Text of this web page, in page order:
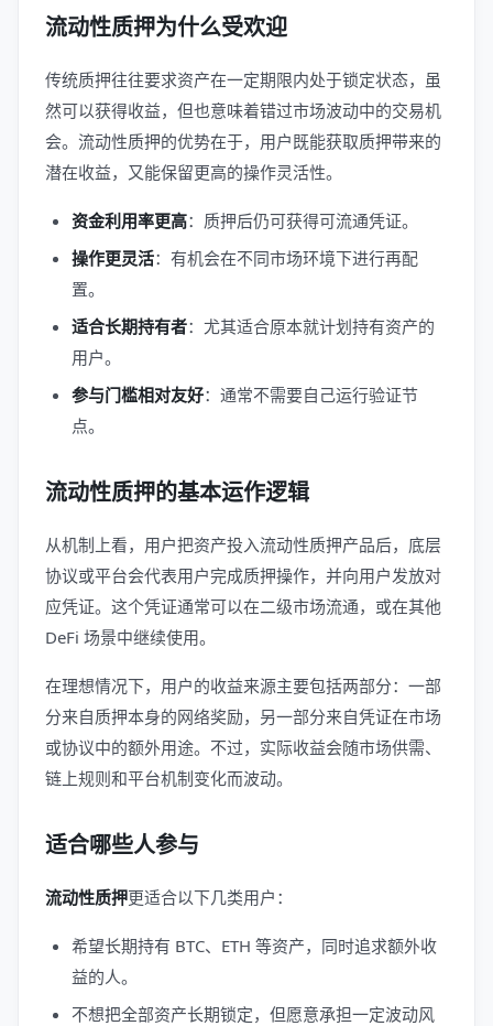
流动性质押为什么受欢迎
传统质押往往要求资产在一定期限内处于锁定状态，虽
然可以获得收益，但也意味着错过市场波动中的交易机
会。流动性质押的优势在于，用户既能获取质押带来的
潜在收益，又能保留更高的操作灵活性。
资金利用率更高：质押后仍可获得可流通凭证。
操作更灵活：有机会在不同市场环境下进行再配
置。
适合长期持有者：尤其适合原本就计划持有资产的
用户。
参与门槛相对友好：通常不需要自己运行验证节
点。
流动性质押的基本运作逻辑
从机制上看，用户把资产投入流动性质押产品后，底层
协议或平台会代表用户完成质押操作，并向用户发放对
应凭证。这个凭证通常可以在二级市场流通，或在其他
DeFi 场景中继续使用。
在理想情况下，用户的收益来源主要包括两部分：一部
分来自质押本身的网络奖励，另一部分来自凭证在市场
或协议中的额外用途。不过，实际收益会随市场供需、
链上规则和平台机制变化而波动。
适合哪些人参与
流动性质押更适合以下几类用户：
希望长期持有 BTC、ETH 等资产，同时追求额外收
益的人。
不想把全部资产长期锁定，但愿意承担一定波动风